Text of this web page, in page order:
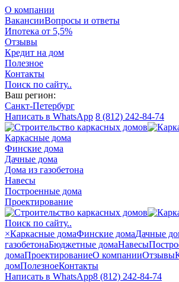
О компании
ВакансииВопросы и ответы
Ипотека от 5,5%
Отзывы
Кредит на дом
Полезное
Контакты
Поиск по сайту..
Ваш регион:
Санкт-Петербург
Написать в WhatsApp 8 (812) 242-84-74
Каркасные дома
Финские дома
Дачные дома
Дома из газобетона
Навесы
Построенные дома
Проектирование
Поиск по сайту..
×Каркасные домаФинские домаДачные
газобетонаБюджетные домаНавесы
домаПроектированиеО компанииОтзывы
домПолезноеКонтакты
Написать в WhatsApp8 (812) 242-84-74